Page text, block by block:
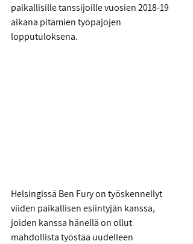
paikallisille tanssijoille vuosien 2018-19
aikana pitämien työpajojen
lopputuloksena.
Helsingissä Ben Fury on työskennellyt
viiden paikallisen esiintyjän kanssa,
joiden kanssa hänellä on ollut
mahdollista työstää uudelleen